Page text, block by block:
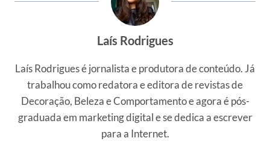
Laís Rodrigues
Laís Rodrigues é jornalista e produtora de conteúdo. Já
trabalhou como redatora e editora de revistas de
Decoração, Beleza e Comportamento e agora é pós-
graduada em marketing digital e se dedica a escrever
para a Internet.